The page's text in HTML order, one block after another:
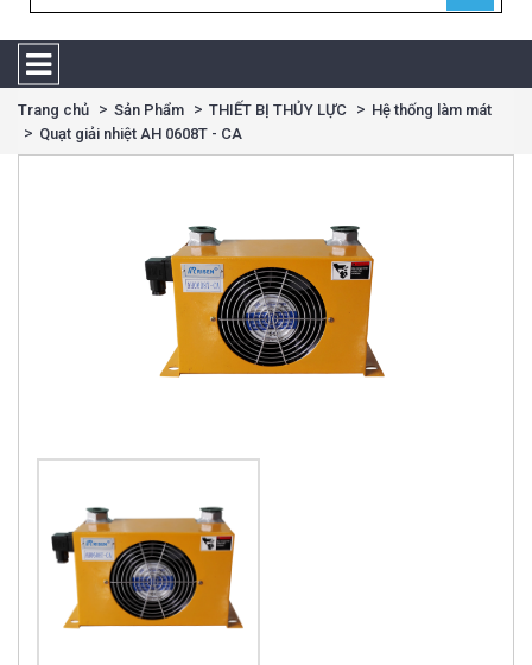
Trang chủ Sản Phẩm THIẾT BỊ THỦY LỰC
Hệ thống làm mát
Quạt giải nhiệt AH 0608T - CA